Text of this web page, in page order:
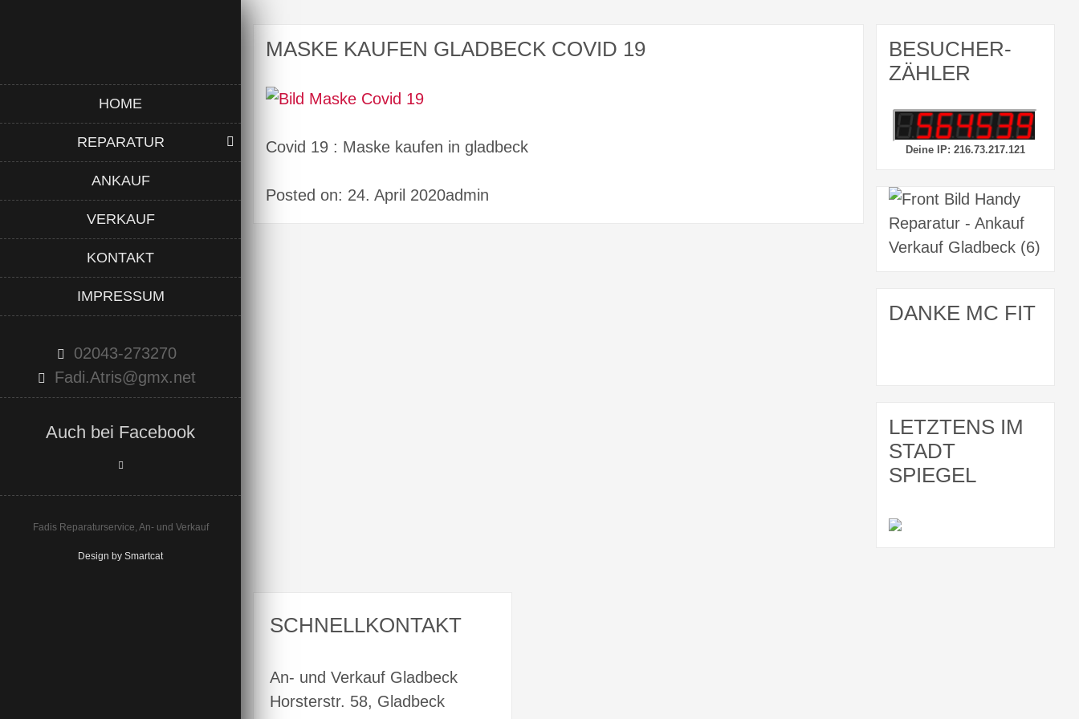
HOME
REPARATUR
ANKAUF
VERKAUF
KONTAKT
IMPRESSUM
02043-273270
Fadi.Atris@gmx.net
Auch bei Facebook
Fadis Reparaturservice, An- und Verkauf
Design by Smartcat
MASKE KAUFEN GLADBECK COVID 19
Covid 19 : Maske kaufen in gladbeck
Posted on: 24. April 2020admin
BESUCHER-
ZÄHLER
Deine IP: 216.73.217.121
DANKE MC FIT
LETZTENS IM
STADT
SPIEGEL
SCHNELLKONTAKT
An- und Verkauf Gladbeck
Horsterstr. 58, Gladbeck